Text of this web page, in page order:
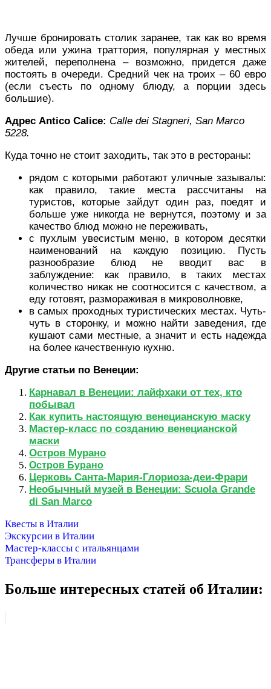
Лучше бронировать столик заранее, так как во время
обеда или ужина траттория, популярная у местных
жителей, переполнена – возможно, придется даже
постоять в очереди. Средний чек на троих – 60 евро
(если съесть по одному блюду, а порции здесь
большие).
Адрес Antico Calice: Calle dei Stagneri, San Marco
5228.
Куда точно не стоит заходить, так это в рестораны:
рядом с которыми работают уличные зазывалы:
как правило, такие места рассчитаны на
туристов, которые зайдут один раз, поедят и
больше уже никогда не вернутся, поэтому и за
качество блюд можно не переживать,
с пухлым увесистым меню, в котором десятки
наименований на каждую позицию. Пусть
разнообразие блюд не вводит вас в
заблуждение: как правило, в таких местах
количество никак не соотносится с качеством, а
еду готовят, размораживая в микроволновке,
в самых проходных туристических местах. Чуть-
чуть в сторонку, и можно найти заведения, где
кушают сами местные, а значит и есть надежда
на более качественную кухню.
Другие статьи по Венеции:
Карнавал в Венеции: лайфхаки от тех, кто
побывал
Как купить настоящую венецианскую маску
Мастер-класс по созданию венецианской
маски
Остров Мурано
Остров Бурано
Церковь Санта-Мария-Глориоза-деи-Фрари
Необычный музей в Венеции: Scuola Grande
di San Marco
Квесты в Италии
Экскурсии в Италии
Мастер-классы с итальянцами
Трансферы в Италии
Больше интересных статей об Италии: